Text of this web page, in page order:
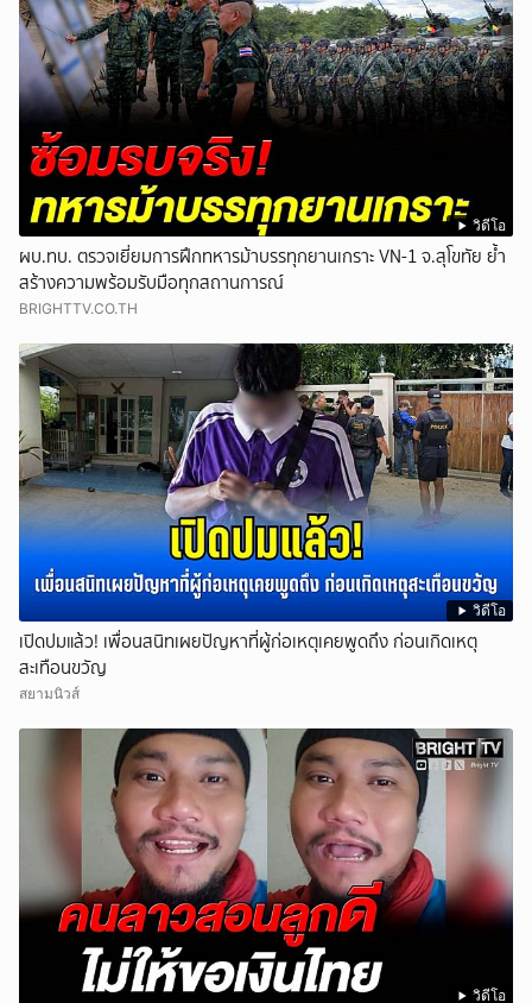
วิดีโอ
ผบ.ทบ. ตรวจเยี่ยมการฝึกทหารม้าบรรทุกยานเกราะ VN-1 จ.สุโขทัย ย้ำ
สร้างความพร้อมรับมือทุกสถานการณ์
BRIGHTTV.CO.TH
วิดีโอ
เปิดปมแล้ว! เพื่อนสนิทเผยปัญหาที่ผู้ก่อเหตุเคยพูดถึง ก่อนเกิดเหตุ
สะเทือนขวัญ
สยามนิวส์
วิดีโอ